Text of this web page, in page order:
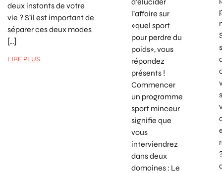
deux instants de votre
vie ? S’il est important de
séparer ces deux modes
[…]
LIRE PLUS
l’affaire sur
«quel sport
pour perdre du
poids», vous
répondez
présents !
Commencer
un programme
sport minceur
signifie que
vous
interviendrez
dans deux
domaines : Le